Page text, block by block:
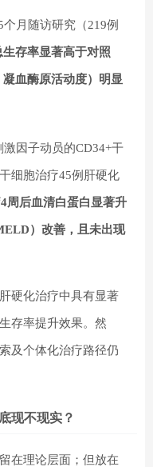
月随访研究（219例
存率显著高于对照
血酶原活动度）明显
因子动员的CD34+干
细胞治疗45例肝硬化
周后血清白蛋白显著升
）改善，且未出现
硬化治疗中具有显著
存率提升效果。然
及个体化治疗路径仍
现不现实？
在理论层面；但放在